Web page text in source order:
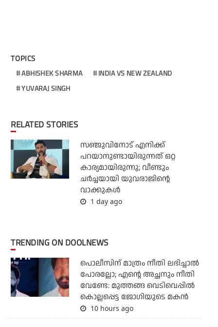
TOPICS
ABHISHEK SHARMA
INDIA VS NEW ZEALAND
YUVARAJ SINGH
RELATED STORIES
സഞ്ജുവിനോട് എനിക്ക്
പറയാനുണ്ടായിരുന്നത് ഒറ്റ
കാര്യമായിരുന്നു; വീണ്ടും
ചര്‍ച്ചയായി യുവരാജിന്റെ
വാക്കുകള്‍
1 day ago
TRENDING ON DOOLNEWS
പൊലീസിന് മാത്രം നീതി ലഭിച്ചാല്‍
പോരല്ലോ; എന്റെ അച്ഛനും നീതി
വേണ്ടേ: മുത്തങ്ങ വെടിവെപ്പില്‍
കൊല്ലപ്പെട്ട ജോഗിയുടെ മകന്‍
10 hours ago